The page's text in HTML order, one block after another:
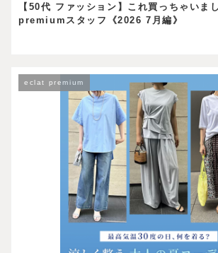
【50代 ファッション】これ買っちゃいま
premiumスタッフ《2026 7月編》
eclat premium